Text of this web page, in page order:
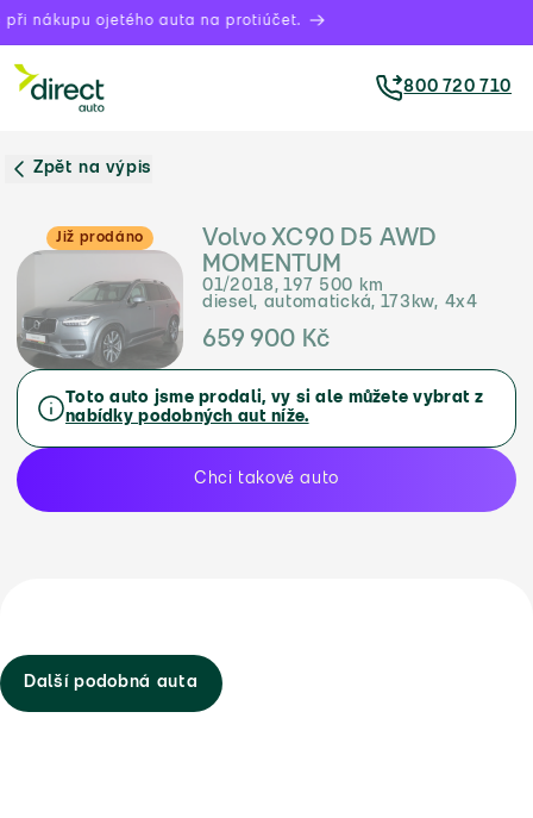
nákupu ojetého auta na protiúčet.
800 720 710
Zpět na výpis
Již prodáno
Volvo XC90 D5 AWD
MOMENTUM
01/2018, 197 500 km
diesel, automatická, 173kw, 4x4
659 900 Kč
Toto auto jsme prodali, vy si ale můžete vybrat z
nabídky podobných aut níže.
Chci takové auto
Další podobná auta